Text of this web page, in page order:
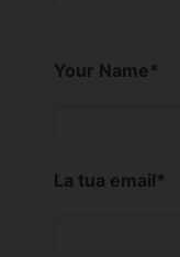
Your Name*
La tua email*